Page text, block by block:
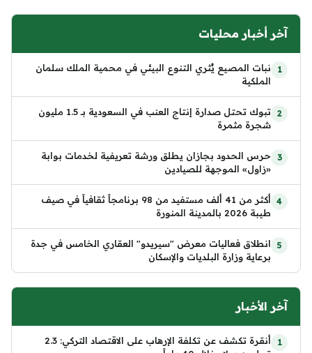
آخر أخبار محليات
نبات المصيع يُثري التنوع البيئي في محمية الملك سلمان
الملكية
تبوك تحتل صدارة إنتاج العنب في السعودية بـ 1.5 مليون
شجرة مثمرة
حرس الحدود بجازان يطلق ورشة تعريفية لخدمات بوابة
«زاول» الموجهة للصيادين
أكثر من 41 ألف مستفيد من 98 برنامجاً ثقافياً في صيف
طيبة 2026 بالمدينة المنورة
انطلاق فعاليات معرض "سيريدو" العقاري الخامس في جدة
برعاية وزارة البلديات والإسكان
آخر الأخبار
أنقرة تكشف عن تكلفة الإرهاب على الاقتصاد التركي: 2.3